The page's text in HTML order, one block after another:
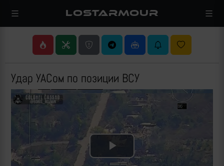
LOSTARMOUR
Удар УАСом по позиции ВСУ
Play